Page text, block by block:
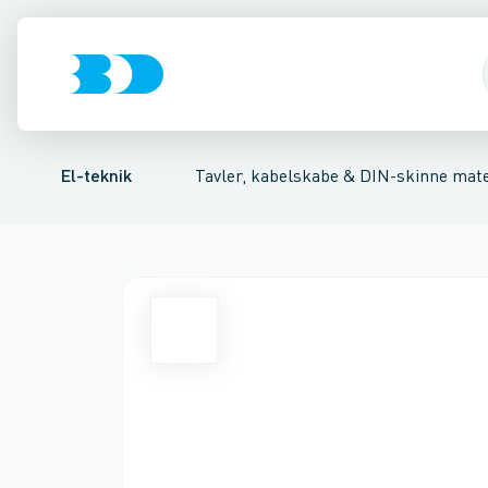
El-teknik Tavler, kabelskabe & DIN-skinne
Afbrydere, stikkontakter & lampeudtag
Tavler, kapsling og rackskabeFordelings-/
Kombiafbryder FejlstrømsmodulNeozed D0